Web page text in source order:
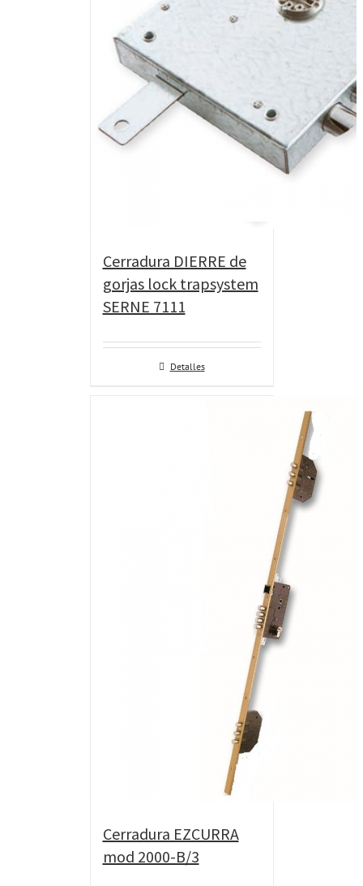
Cerradura DIERRE de
gorjas lock trapsystem
SERNE 7111
Detalles
Cerradura EZCURRA
mod 2000-B/3